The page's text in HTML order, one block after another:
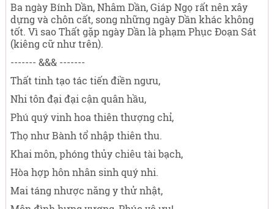
Ba ngày Bính Dần, Nhâm Dần, Giáp Ngọ rất nên xây
dựng và chôn cất, song những ngày Dần khác không
tốt. Vì sao Thất gặp ngày Dần là phạm Phục Đoạn Sát
(kiêng cữ như trên).
------- &&& -------
Thất tinh tạo tác tiến điền ngưu,
Nhi tôn đại đại cận quân hầu,
Phú quý vinh hoa thiên thượng chỉ,
Thọ như Bành tổ nhập thiên thu.
Khai môn, phóng thủy chiêu tài bạch,
Hòa hợp hôn nhân sinh quý nhi.
Mai táng nhược năng y thử nhật,